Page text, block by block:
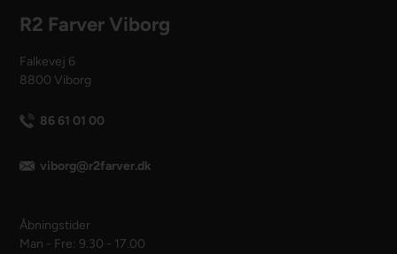
R2 Farver Viborg
Falkevej 6
8800 Viborg
86 61 01 00
viborg@r2farver.dk
Åbningstider
Man - Fre: 9.30 - 17.00